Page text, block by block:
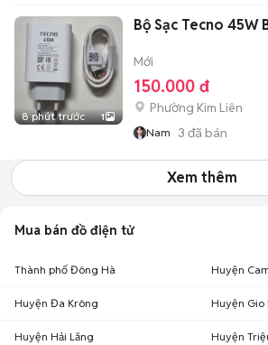
8 phút trước 1
Bộ Sạc Tecno 45W
Mới
150.000 đ
Phường Kim Liên
Nam 3 đã bán
Xem thêm
Mua bán đồ điện tử
Thành phố Đông Hà Huyện
Huyện Đa Krông Huyện Gio
Huyện Hải Lăng Huyện